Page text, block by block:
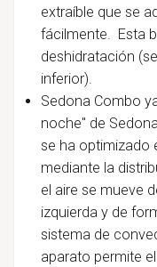
extraíble que se
fácilmente. Esta
deshidratación
inferior).
Sedona Combo
noche" de
se ha optimizado
mediante la
el aire se mueve
izquierda y de
sistema de
aparato permite